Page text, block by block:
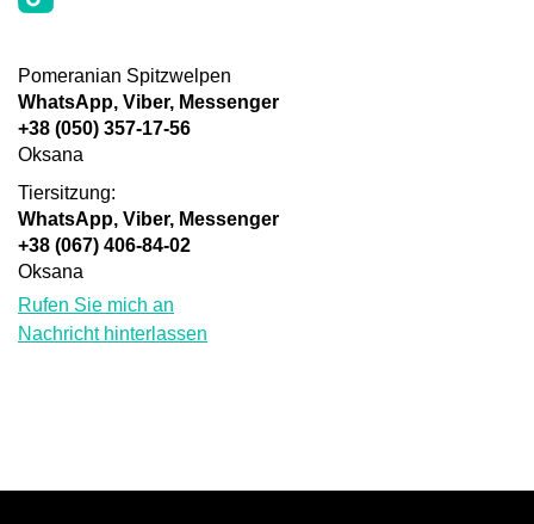
Pomeranian Spitzwelpen
WhatsApp, Viber, Messenger
+38 (050) 357-17-56
Oksana
Tiersitzung:
WhatsApp, Viber, Messenger
+38 (067) 406-84-02
Oksana
Rufen Sie mich an
Nachricht hinterlassen